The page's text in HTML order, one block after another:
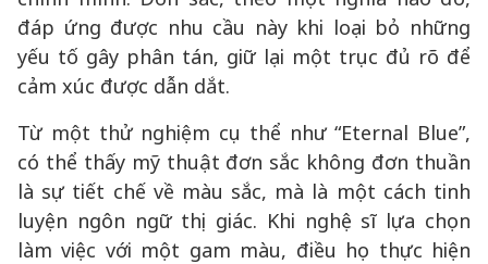
đáp ứng được nhu cầu này khi loại bỏ những
yếu tố gây phân tán, giữ lại một trục đủ rõ để
cảm xúc được dẫn dắt.
Từ một thử nghiệm cụ thể như “Eternal Blue”,
có thể thấy mỹ thuật đơn sắc không đơn thuần
là sự tiết chế về màu sắc, mà là một cách tinh
luyện ngôn ngữ thị giác. Khi nghệ sĩ lựa chọn
làm việc với một gam màu, điều họ thực hiện